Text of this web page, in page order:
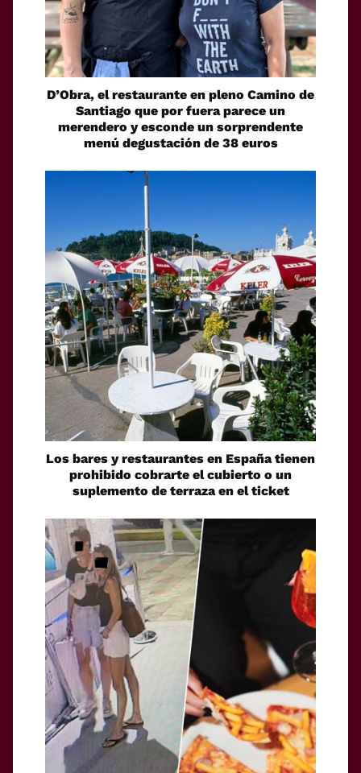
D’Obra, el restaurante en pleno Camino de
Santiago que por fuera parece un
merendero y esconde un sorprendente
menú degustación de 38 euros
Los bares y restaurantes en España tienen
prohibido cobrarte el cubierto o un
suplemento de terraza en el ticket